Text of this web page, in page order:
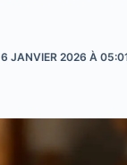
6 JANVIER 2026 À